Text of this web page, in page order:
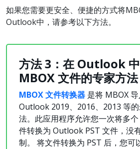
如果您需要更安全、便捷的方式将
Outlook中，请参考以下方法。
方法3 ：在 Outlook
MBOX文件的专家方法
MBOX 文件转换器 是将 MBOX 导
Outlook 2019、2016、2013 等
法。此应用程序允许您一次将多
件转换为 Outlook PST 文件，没
制。 将文件转换为 PST 后，您可